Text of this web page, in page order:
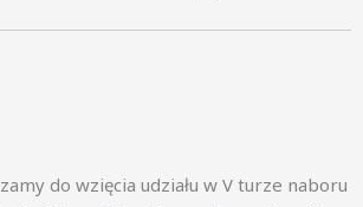
do wzięcia udziału w V turze naboru